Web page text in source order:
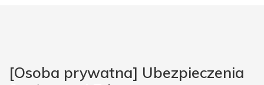
[Osoba prywatna] Ubezpieczenia